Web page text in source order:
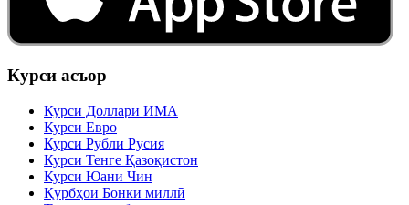
Курси асъор
Курси Доллари ИМА
Курси Евро
Курси Рубли Русия
Курси Тенге Қазоқистон
Курси Юани Чин
Қурбҳои Бонки миллӣ